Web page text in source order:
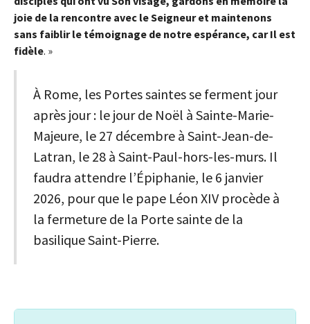
joie de la rencontre avec le Seigneur et maintenons
sans faiblir le témoignage de notre espérance, car Il est
fidèle. »
À Rome, les Portes saintes se ferment jour
après jour : le jour de Noël à Sainte-Marie-
Majeure, le 27 décembre à Saint-Jean-de-
Latran, le 28 à Saint-Paul-hors-les-murs. Il
faudra attendre l’Épiphanie, le 6 janvier
2026, pour que le pape Léon XIV procède à
la fermeture de la Porte sainte de la
basilique Saint-Pierre.